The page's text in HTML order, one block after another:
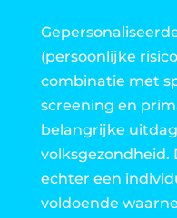
(persoonlijke
combinatie met
screening en
belangrijke
volksgezondheid.
echter een
voldoende